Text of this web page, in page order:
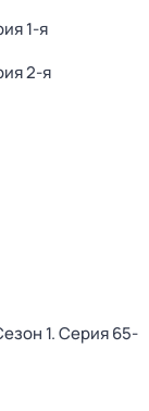
1-я
2-я
1. Серия 65-